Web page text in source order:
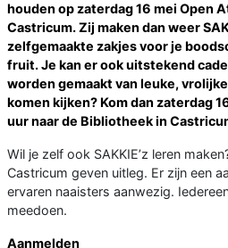
houden op zaterdag 16 mei Open
Castricum. Zij maken dan weer
zelfgemaakte zakjes voor je
fruit. Je kan er ook uitstekend
worden gemaakt van leuke,
komen kijken? Kom dan zaterdag
uur naar de Bibliotheek in
Wil je zelf ook SAKKIE’z leren
Castricum geven uitleg. Er zijn een
ervaren naaisters aanwezig.
meedoen.
Aanmelden